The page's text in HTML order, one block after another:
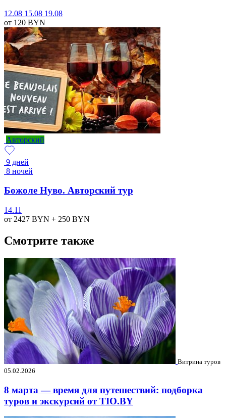
12.08 15.08 19.08
от 120 BYN
Авторский
9 дней
8 ночей
Божоле Нуво. Авторский тур
14.11
от 2427 BYN + 250 BYN
Смотрите также
Витрина туров
05.02.2026
8 марта — время для путешествий: подборка
туров и экскурсий от TIO.BY